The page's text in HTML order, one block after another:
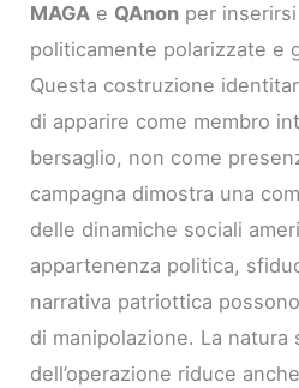
MAGA e QAnon per
politicamente polarizzate e
Questa costruzione
di apparire come membro
bersaglio, non come
campagna dimostra una
delle dinamiche sociali
appartenenza politica,
narrativa patriottica
di manipolazione. La natura
dell’operazione riduce